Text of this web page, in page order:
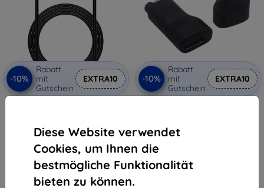
Diese Website verwendet
Cookies, um Ihnen die
bestmögliche Funktionalität
bieten zu können.
-10%
Rabatt
mit
Gutschein
EXTRA10
€ 12,50
Auf Lager > 5 Stk.
-10%
Rabatt
mit
Gutschein
EXTRA10
€ 9,80